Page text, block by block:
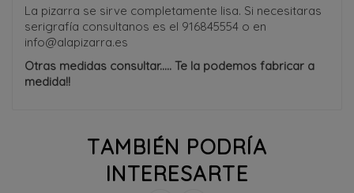
La pizarra se sirve completamente lisa. Si necesitaras
serigrafía consultanos es el 916845554 o en
info@alapizarra.es
Otras medidas consultar..... Te la podemos fabricar a
medida!!
TAMBIÉN PODRÍA
INTERESARTE